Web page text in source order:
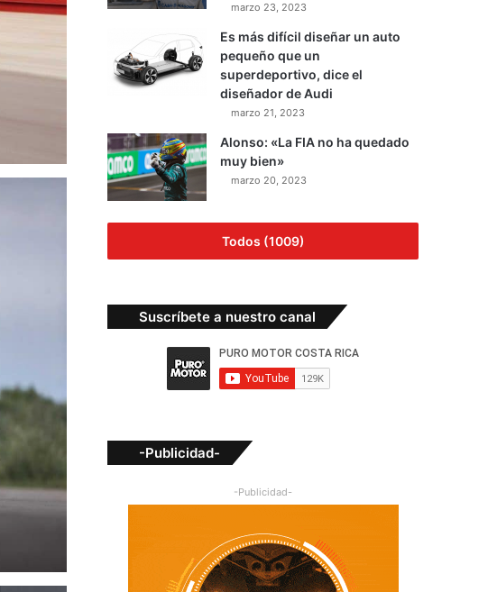
marzo 23, 2023
Es más difícil diseñar un auto
pequeño que un
superdeportivo, dice el
diseñador de Audi
marzo 21, 2023
Alonso: «La FIA no ha quedado
muy bien»
marzo 20, 2023
Todos (1009)
Suscríbete a nuestro canal
-Publicidad-
-Publicidad-